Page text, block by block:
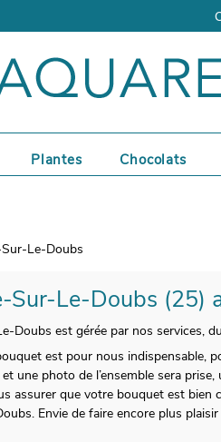
Plantes Chocolats
Le-Doubs
Sur-Le-Doubs (25)
Doubs est gérée par nos services,
est pour nous indispensable,
une photo de l’ensemble sera
assurer que votre bouquet est bien
Envie de faire encore plus